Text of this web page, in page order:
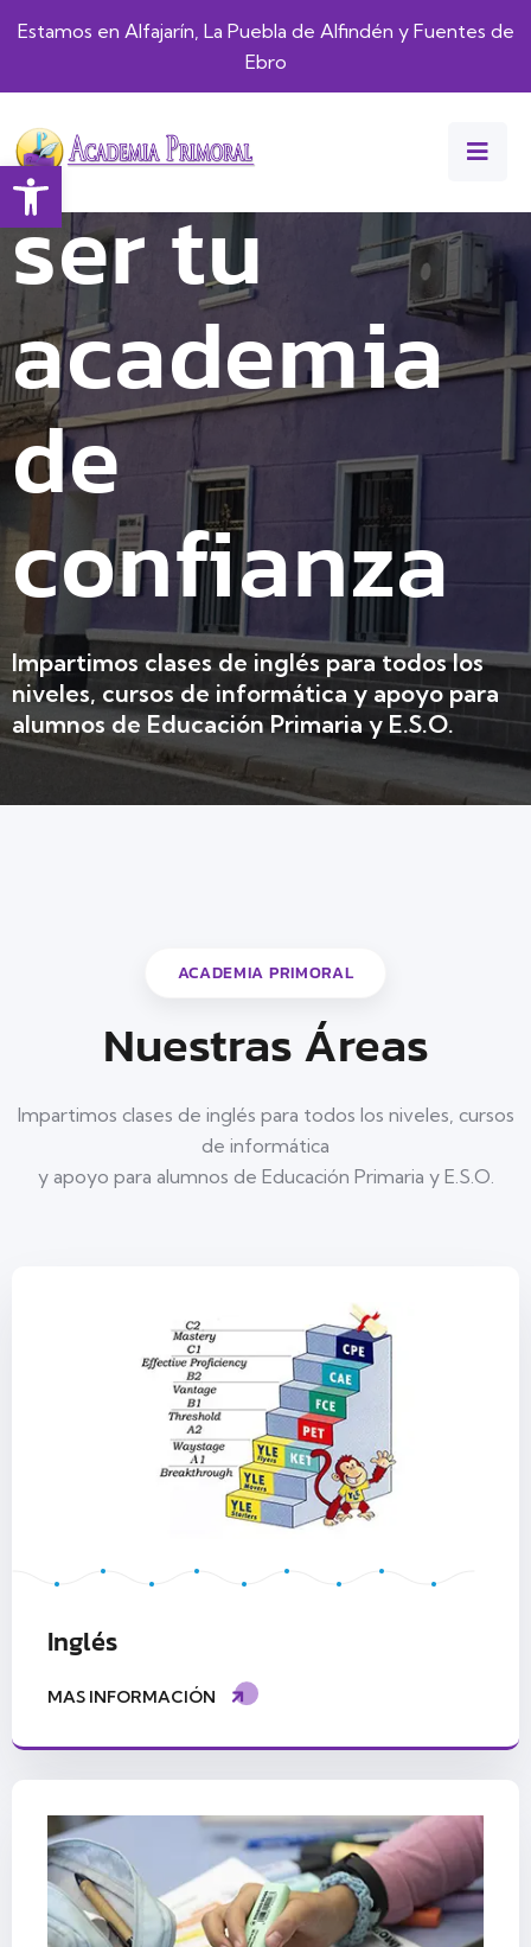
Abrir barra de herramientas
Estamos en Alfajarín, La Puebla de Alfindén y Fuentes de
Ebro
Queremos
ser tu
academia
de
confianza
Impartimos clases de inglés para todos los
niveles, cursos de informática y apoyo para
alumnos de Educación Primaria y E.S.O.
ACADEMIA PRIMORAL
Nuestras Áreas
Impartimos clases de inglés para todos los niveles, cursos
de informática
y apoyo para alumnos de Educación Primaria y E.S.O.
Inglés
MAS INFORMACIÓN